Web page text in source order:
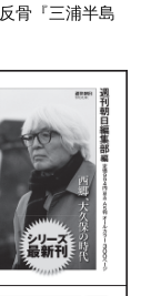
骨『三浦半島